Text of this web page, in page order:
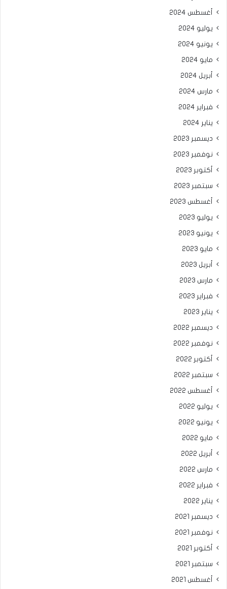
أغسطس 2024
يوليو 2024
يونيو 2024
مايو 2024
أبريل 2024
مارس 2024
فبراير 2024
يناير 2024
ديسمبر 2023
نوفمبر 2023
أكتوبر 2023
سبتمبر 2023
أغسطس 2023
يوليو 2023
يونيو 2023
مايو 2023
أبريل 2023
مارس 2023
فبراير 2023
يناير 2023
ديسمبر 2022
نوفمبر 2022
أكتوبر 2022
سبتمبر 2022
أغسطس 2022
يوليو 2022
يونيو 2022
مايو 2022
أبريل 2022
مارس 2022
فبراير 2022
يناير 2022
ديسمبر 2021
نوفمبر 2021
أكتوبر 2021
سبتمبر 2021
أغسطس 2021